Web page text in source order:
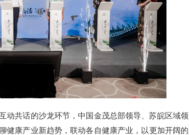
动共话的沙龙环节，中国金茂总部领导、苏皖区域领
健康产业新趋势，联动各自健康产业，以更加开阔的